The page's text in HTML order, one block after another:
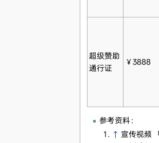
超级赞助
通行证
￥3888
参考资料：
↑ 宣传视频